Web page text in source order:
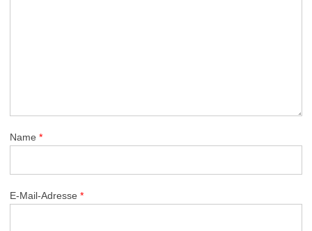
Name *
E-Mail-Adresse *